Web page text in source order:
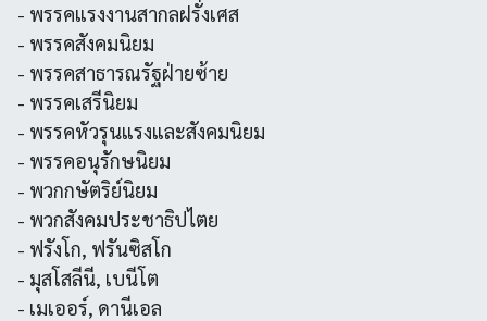
- พรรคแรงงานสากลฝรั่งเศส
- พรรคสังคมนิยม
- พรรคสาธารณรัฐฝ่ายซ้าย
- พรรคเสรีนิยม
- พรรคหัวรุนแรงและสังคมนิยม
- พรรคอนุรักษนิยม
- พวกกษัตริย์นิยม
- พวกสังคมประชาธิปไตย
- ฟรังโก, ฟรันซิสโก
- มุสโสลีนี, เบนีโต
- เมเออร์, ดานีเอล